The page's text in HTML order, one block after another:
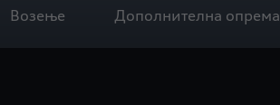
Возење Дополнителна опрема